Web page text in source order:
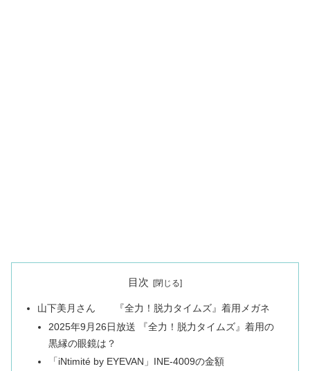
目次
山下美月さん 『全力！脱力タイムズ』着用メガネ
2025年9月26日放送 『全力！脱力タイムズ』着用の
黒縁の眼鏡は？
「iNtimité by EYEVAN」INE-4009の金額